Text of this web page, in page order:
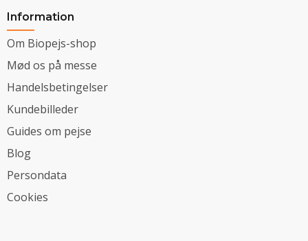
Information
Om Biopejs-shop
Mød os på messe
Handelsbetingelser
Kundebilleder
Guides om pejse
Blog
Persondata
Cookies